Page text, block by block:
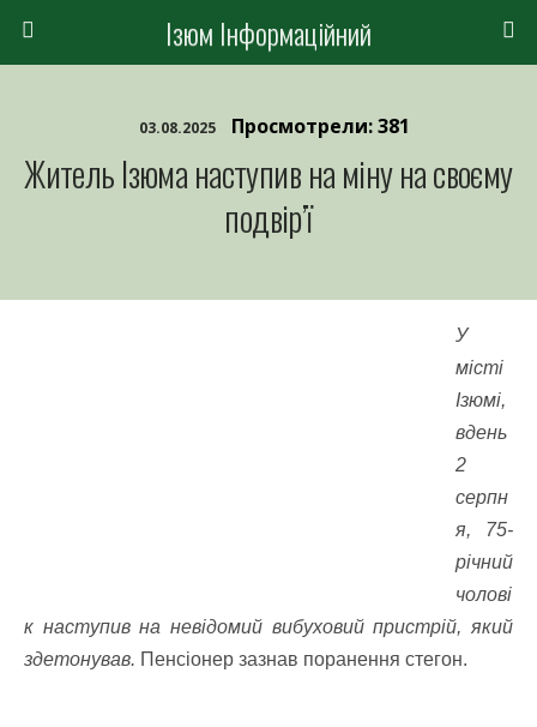
Ізюм Інформаційний
03.08.2025 Просмотрели: 381
Житель Ізюма наступив на міну на своєму
подвір’ї
У
місті
Ізюмі,
вдень
2
серпн
я, 75-
річний
чолові
к наступив на невідомий вибуховий пристрій, який
здетонував. Пенсіонер зазнав поранення стегон.